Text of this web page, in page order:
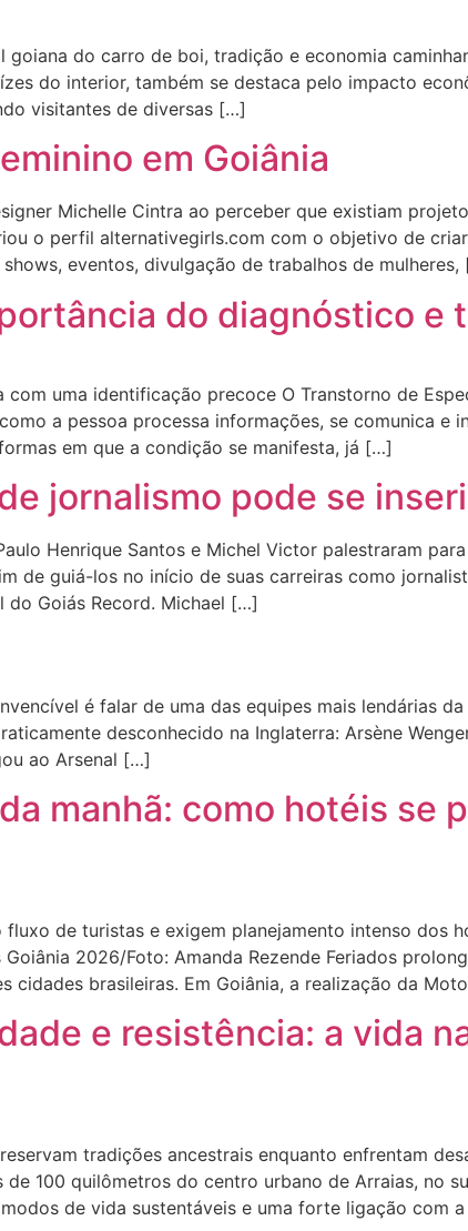
goiana do carro de boi, tradição e economia
do interior, também se destaca pelo impacto
visitantes de diversas […]
em Goiânia
Michelle Cintra ao perceber que existiam
o perfil alternativegirls.com com o objetivo de
eventos, divulgação de trabalhos de mulheres,
do diagnóstico e
com uma identificação precoce O Transtorno de
a pessoa processa informações, se comunica e
em que a condição se manifesta, já […]
jornalismo pode se
Henrique Santos e Michel Victor palestraram
de guiá-los no início de suas carreiras como
do Goiás Record. Michael […]
é falar de uma das equipes mais lendárias
desconhecido na Inglaterra: Arsène
ao Arsenal […]
manhã: como hotéis se
de turistas e exigem planejamento intenso dos
2026/Foto: Amanda Rezende Feriados
cidades brasileiras. Em Goiânia, a realização da
e resistência: a vida
tradições ancestrais enquanto enfrentam
de 100 quilômetros do centro urbano de Arraias, no
de vida sustentáveis e uma forte ligação com